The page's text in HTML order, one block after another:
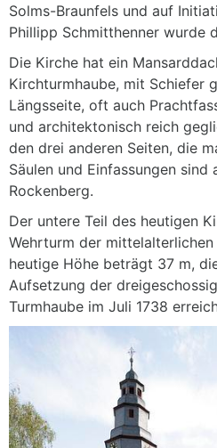
Solms-Braunfels und auf
Phillipp Schmitthenner wurde
Die Kirche hat ein
Kirchturmhaube, mit Schiefer
Längsseite, oft auch
und architektonisch reich
den drei anderen Seiten, die
Säulen und Einfassungen sind
Rockenberg.
Der untere Teil des heutigen
Wehrturm der
heutige Höhe beträgt 37 m,
Aufsetzung der
Turmhaube im Juli 1738